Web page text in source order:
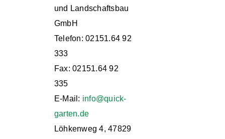
und Landschaftsbau
GmbH
Telefon: 02151.64 92
333
Fax: 02151.64 92
335
E-Mail: info@quick-
garten.de
Löhkenweg 4, 47829